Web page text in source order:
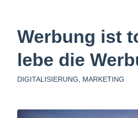
Werbung ist
lebe die
DIGITALISIERUNG MARKETING